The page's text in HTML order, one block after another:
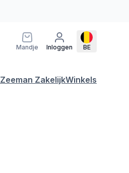
Mandje Inloggen BE
Zeeman ZakelijkWinkels